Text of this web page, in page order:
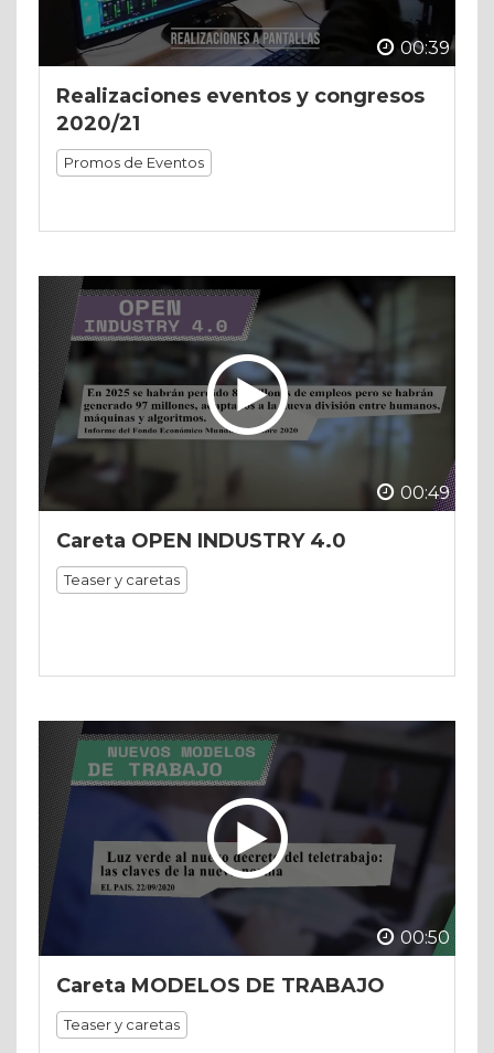
00:39
Realizaciones eventos y congresos
2020/21
Promos de Eventos
00:49
Careta OPEN INDUSTRY 4.0
Teaser y caretas
00:50
Careta MODELOS DE TRABAJO
Teaser y caretas